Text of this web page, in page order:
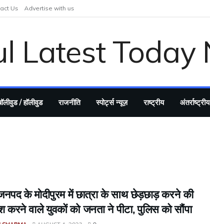
Us Advertise with us
/ हॉलीवुड राजनीति स्पोर्ट्स न्यूज़ राष्ट्रीय अंतर्राष्ट्रीय
के मोदीपुरम में छात्रा के साथ छेड़छाड़ करने की
करने वाले युवकों को जनता ने पीटा, पुलिस को सौंपा